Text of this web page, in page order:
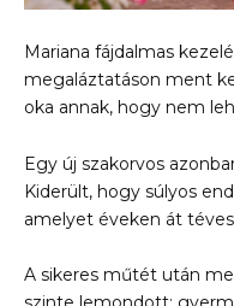
Mariana fájdalmas
megaláztatáson ment
oka annak, hogy nem
Egy új szakorvos
Kiderült, hogy súlyos
amelyet éveken át
A sikeres műtét után